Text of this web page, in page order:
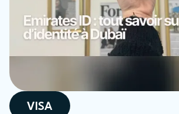
VISA